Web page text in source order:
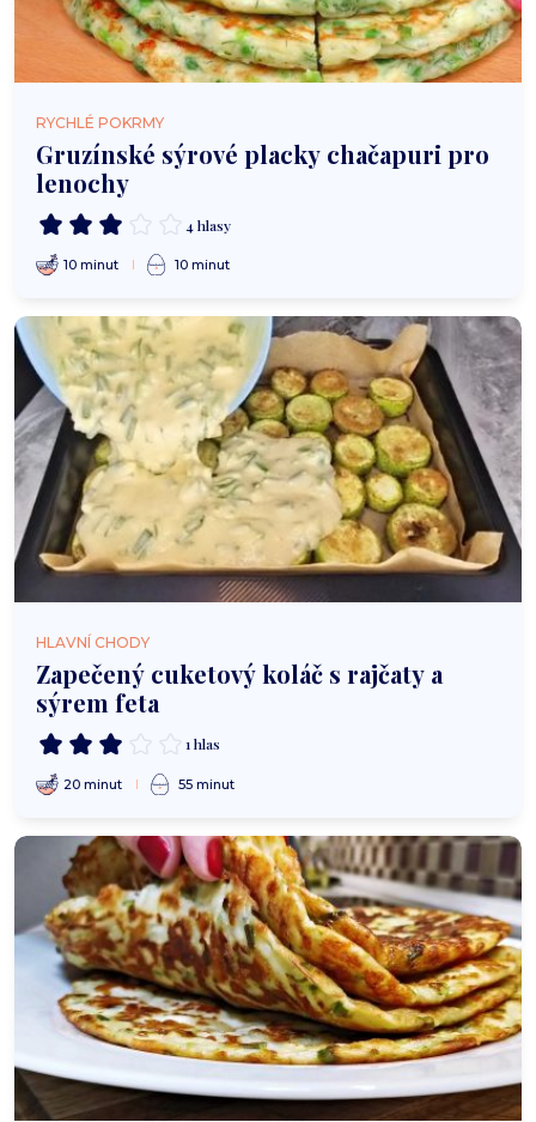
RYCHLÉ POKRMY
Gruzínské sýrové placky chačapuri pro
lenochy
4 hlasy
10 minut 10 minut
HLAVNÍ CHODY
Zapečený cuketový koláč s rajčaty a
sýrem feta
1 hlas
20 minut 55 minut